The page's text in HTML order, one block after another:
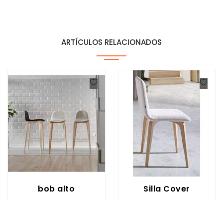
ARTÍCULOS RELACIONADOS
bob alto Silla Cover